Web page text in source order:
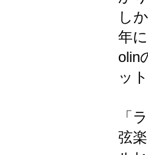
し
年
olin
ッ
「
弦